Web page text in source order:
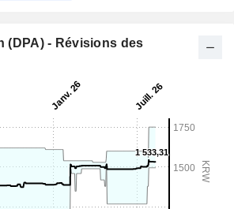
(DPA) - Révisions des